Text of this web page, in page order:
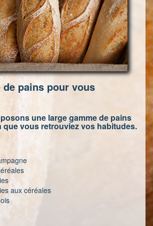
de pains pour vous
une large gamme de pains
vous retrouviez vos habitudes.
aux céréales